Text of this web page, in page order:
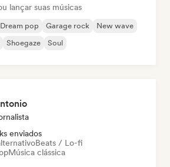
lançar suas músicas
Dream pop Garage rock
New wave
Shoegaze Soul
enviados
Beats / Lo-fi
Música clássica